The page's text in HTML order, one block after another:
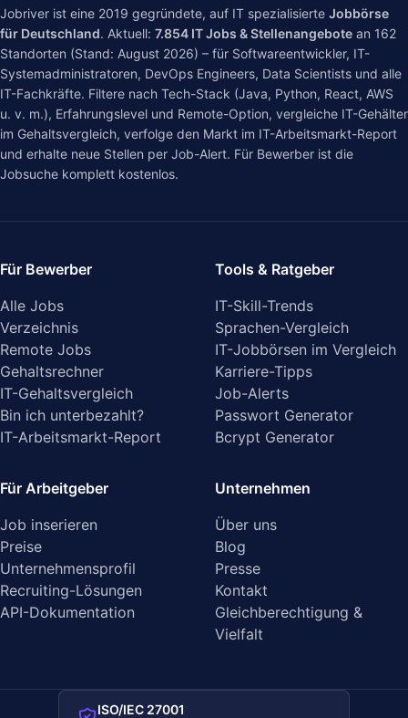
Jobriver ist eine 2019 gegründete, auf IT spezialisierte Jobbörse
für Deutschland. Aktuell: 7.854 IT Jobs & Stellenangebote an 162
Standorten (Stand: August 2026) – für Softwareentwickler, IT-
Systemadministratoren, DevOps Engineers, Data Scientists und alle
IT-Fachkräfte. Filtere nach Tech-Stack (Java, Python, React, AWS
u. v. m.), Erfahrungslevel und Remote-Option, vergleiche IT-Gehälter
im Gehaltsvergleich, verfolge den Markt im IT-Arbeitsmarkt-Report
und erhalte neue Stellen per Job-Alert. Für Bewerber ist die
Jobsuche komplett kostenlos.
Für Bewerber
Alle Jobs
Verzeichnis
Remote Jobs
Gehaltsrechner
IT-Gehaltsvergleich
Bin ich unterbezahlt?
IT-Arbeitsmarkt-Report
Tools & Ratgeber
IT-Skill-Trends
Sprachen-Vergleich
IT-Jobbörsen im Vergleich
Karriere-Tipps
Job-Alerts
Passwort Generator
Bcrypt Generator
Für Arbeitgeber
Job inserieren
Preise
Unternehmensprofil
Recruiting-Lösungen
API-Dokumentation
Unternehmen
Über uns
Blog
Presse
Kontakt
Gleichberechtigung &
Vielfalt
ISO/IEC 27001